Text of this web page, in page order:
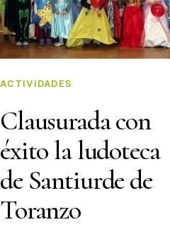
ACTIVIDADES
Clausurada con
éxito la ludoteca
de Santiurde de
Toranzo